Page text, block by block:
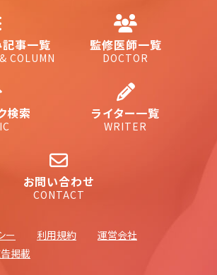
事一覧
COLUMN
監修医師一覧
DOCTOR
検索 ライター一覧
WRITER
お問い合わせ
CONTACT
ー 利用規約
運営会社
掲載